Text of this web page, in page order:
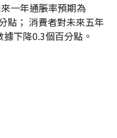
一年通脹率預期為
點； 消費者對未來五年
下降0.3個百分點。